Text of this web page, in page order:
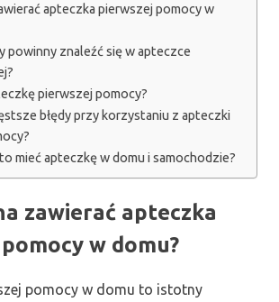
apteczka pierwszej pomocy w
powinny znaleźć się w apteczce
pierwszej pomocy?
błędy przy korzystaniu z apteczki
mieć apteczkę w domu i samochodzie?
zawierać apteczka
w domu?
pomocy w domu to istotny